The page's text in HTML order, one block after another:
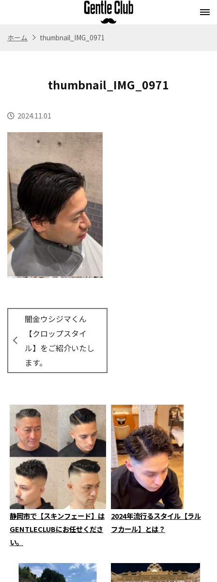
Store Recruit
求人情報
ホーム thumbnail_IMG_0971
thumbnail_IMG_0971
2024.11.01
闇金ウシジマくん
【クロップスタイ
ル】をご紹介いたし
ます。
静岡市で【スキンフェード】は
GENTLECLUBにお任せくださ
い。
2024年流行るスタイル【ラル
フカール】とは？